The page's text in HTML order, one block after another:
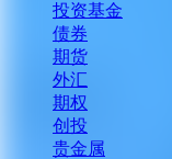
投资基金
债券
期货
外汇
期权
创投
贵金属